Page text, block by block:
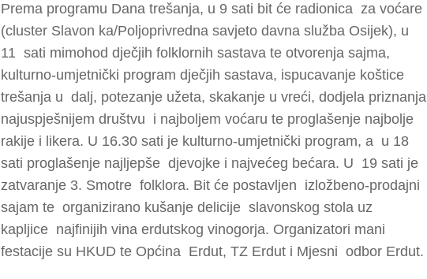
Prema programu Dana trešanja, u 9 sati bit će radionica za voćare
(cluster Slavon ka/Poljoprivredna savjeto davna služba Osijek), u
11 sati mimohod dječjih folklornih sastava te otvorenja sajma,
kulturno-umjetnički program dječjih sastava, ispucavanje koštice
trešanja u dalj, potezanje užeta, skakanje u vreći, dodjela priznanja
najuspješnijem društvu i najboljem voćaru te proglašenje najbolje
rakije i likera. U 16.30 sati je kulturno-umjetnički program, a u 18
sati proglašenje najljepše djevojke i najvećeg bećara. U 19 sati je
zatvaranje 3. Smotre folklora. Bit će postavljen izložbeno-prodajni
sajam te organizirano kušanje delicije slavonskog stola uz
kapljice najfinijih vina erdutskog vinogorja. Organizatori mani
festacije su HKUD te Općina Erdut, TZ Erdut i Mjesni odbor Erdut.